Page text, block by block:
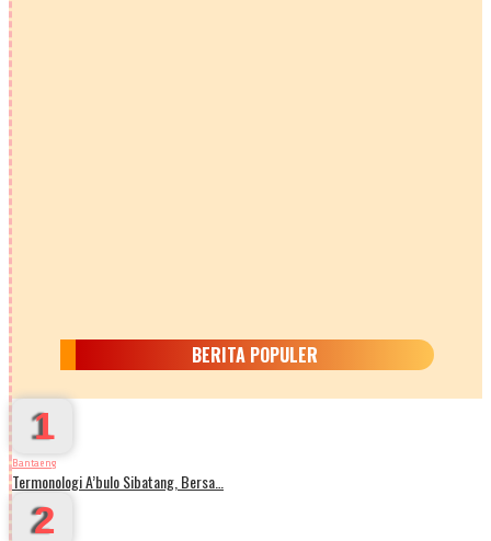
BERITA POPULER
1
Bantaeng
Termonologi A’bulo Sibatang, Bersa…
2